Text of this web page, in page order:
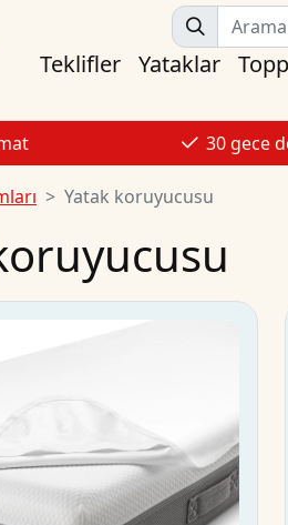
Teklifler Yataklar
30 gece
Yatak koruyucusu